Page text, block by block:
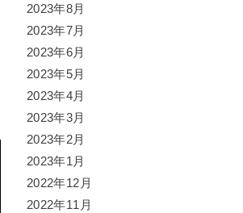
2023年8月
2023年7月
2023年6月
2023年5月
2023年4月
2023年3月
2023年2月
2023年1月
2022年12月
2022年11月